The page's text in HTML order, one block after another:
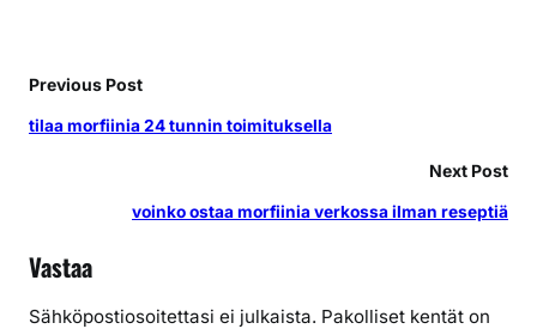
Previous Post
tilaa morfiinia 24 tunnin toimituksella
Next Post
voinko ostaa morfiinia verkossa ilman reseptiä
Vastaa
Sähköpostiosoitettasi ei julkaista. Pakolliset kentät on